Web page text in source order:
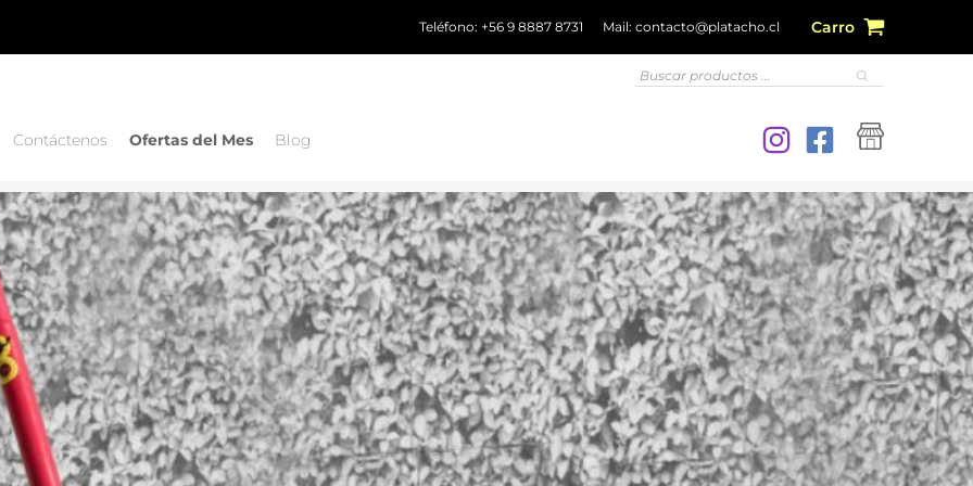
Teléfono: +56 9 8887 8731 Mail:contacto@platacho.cl Carro
Búsqueda
de
Contáctenos Ofertas del Mes Blog